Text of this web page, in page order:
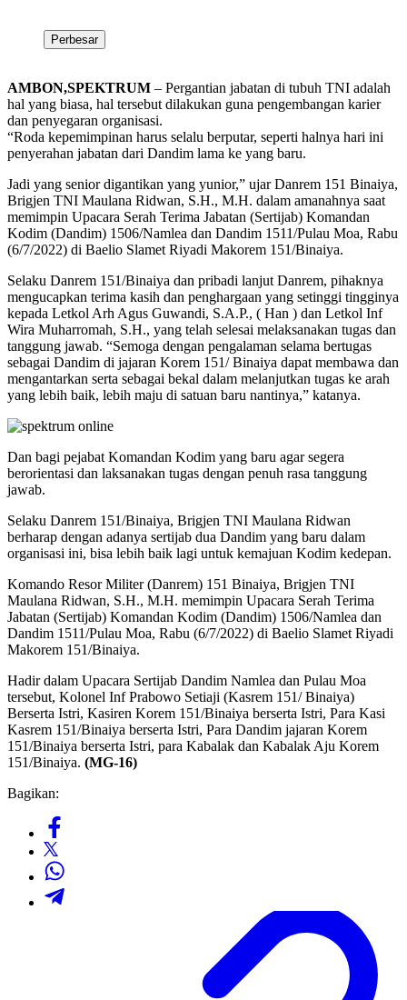
Perbesar
AMBON,SPEKTRUM – Pergantian jabatan di tubuh TNI adalah
hal yang biasa, hal tersebut dilakukan guna pengembangan karier
dan penyegaran organisasi.
“Roda kepemimpinan harus selalu berputar, seperti halnya hari ini
penyerahan jabatan dari Dandim lama ke yang baru.
Jadi yang senior digantikan yang yunior,” ujar Danrem 151 Binaiya,
Brigjen TNI Maulana Ridwan, S.H., M.H. dalam amanahnya saat
memimpin Upacara Serah Terima Jabatan (Sertijab) Komandan
Kodim (Dandim) 1506/Namlea dan Dandim 1511/Pulau Moa, Rabu
(6/7/2022) di Baelio Slamet Riyadi Makorem 151/Binaiya.
Selaku Danrem 151/Binaiya dan pribadi lanjut Danrem, pihaknya
mengucapkan terima kasih dan penghargaan yang setinggi tingginya
kepada Letkol Arh Agus Guwandi, S.A.P., ( Han ) dan Letkol Inf
Wira Muharromah, S.H., yang telah selesai melaksanakan tugas dan
tanggung jawab. “Semoga dengan pengalaman selama bertugas
sebagai Dandim di jajaran Korem 151/ Binaiya dapat membawa dan
mengantarkan serta sebagai bekal dalam melanjutkan tugas ke arah
yang lebih baik, lebih maju di satuan baru nantinya,” katanya.
Dan bagi pejabat Komandan Kodim yang baru agar segera
berorientasi dan laksanakan tugas dengan penuh rasa tanggung
jawab.
Selaku Danrem 151/Binaiya, Brigjen TNI Maulana Ridwan
berharap dengan adanya sertijab dua Dandim yang baru dalam
organisasi ini, bisa lebih baik lagi untuk kemajuan Kodim kedepan.
Komando Resor Militer (Danrem) 151 Binaiya, Brigjen TNI
Maulana Ridwan, S.H., M.H. memimpin Upacara Serah Terima
Jabatan (Sertijab) Komandan Kodim (Dandim) 1506/Namlea dan
Dandim 1511/Pulau Moa, Rabu (6/7/2022) di Baelio Slamet Riyadi
Makorem 151/Binaiya.
Hadir dalam Upacara Sertijab Dandim Namlea dan Pulau Moa
tersebut, Kolonel Inf Prabowo Setiaji (Kasrem 151/ Binaiya)
Berserta Istri, Kasiren Korem 151/Binaiya berserta Istri, Para Kasi
Kasrem 151/Binaiya berserta Istri, Para Dandim jajaran Korem
151/Binaiya berserta Istri, para Kabalak dan Kabalak Aju Korem
151/Binaiya. (MG-16)
Bagikan: